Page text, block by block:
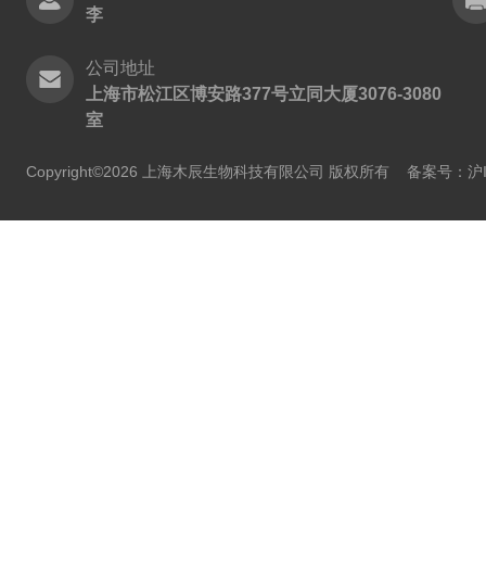
李
公司地址
上海市松江区博安路377号立同大厦3076-3080
室
Copyright©2026 上海木辰生物科技有限公司 版权所有 备案号：